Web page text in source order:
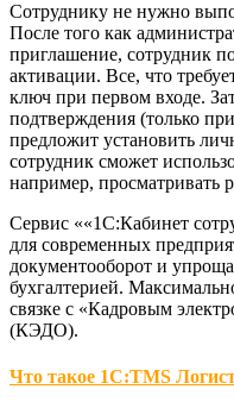
Сотруднику не нужно
После того как
приглашение, сотрудник
активации. Все, что
ключ при первом входе.
подтверждения (только
предложит установить
сотрудник сможет
например, просматривать
Сервис ««1С:Кабинет
для современных
документооборот и
бухгалтерией.
связке с «Кадровым
(КЭДО).
Что такое 1С:TMS